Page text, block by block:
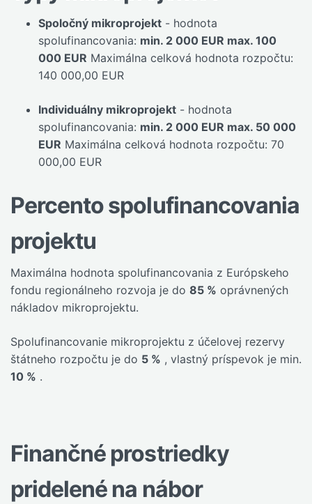
Spoločný mikroprojekt - hodnota
spolufinancovania: min. 2 000 EUR max. 100
000 EUR Maximálna celková hodnota rozpočtu:
140 000,00 EUR
Individuálny mikroprojekt - hodnota
spolufinancovania: min. 2 000 EUR max. 50 000
EUR Maximálna celková hodnota rozpočtu: 70
000,00 EUR
Percento spolufinancovania
projektu
Maximálna hodnota spolufinancovania z Európskeho
fondu regionálneho rozvoja je do 85 % oprávnených
nákladov mikroprojektu.
Spolufinancovanie mikroprojektu z účelovej rezervy
štátneho rozpočtu je do 5 % , vlastný príspevok je min.
10 % .
Finančné prostriedky
pridelené na nábor